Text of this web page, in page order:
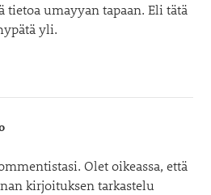
tietoa umayyan tapaan. Eli tätä
yli.
Olet oikeassa, että
kirjoituksen tarkastelu